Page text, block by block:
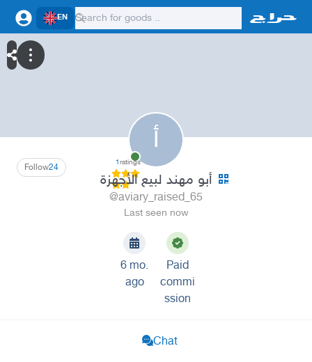
EN
أ
24
Follow 1ratings
أبو مهند لبيع الأجهزة
@aviary_raised_65
Last seen now
6 mo.
ago
Paid
commi
ssion
Chat